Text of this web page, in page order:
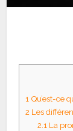
1 Qu’est-ce
2 Les
2.1 La